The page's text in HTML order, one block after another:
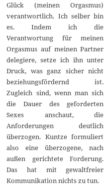
Glück (meinen Orgasmus)
verantwortlich. Ich selber bin
es. Indem ich die
Verantwortung für meinen
Orgasmus auf meinen Partner
delegiere, setze ich ihn unter
Druck, was ganz sicher nicht
beziehungsfördernd ist.
Zugleich sind, wenn man sich
die Dauer des geforderten
Sexes anschaut, die
Anforderungen deutlich
überzogen. Kuntze formuliert
also eine überzogene, nach
außen gerichtete Forderung.
Das hat mit gewaltfreier
Kommunikation nichts zu tun.